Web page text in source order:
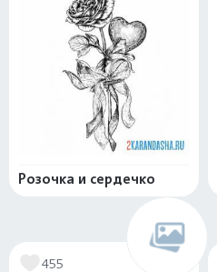
Розочка и сердечко
455